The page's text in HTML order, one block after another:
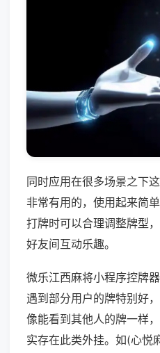
同时应用在很多场景之下
非常有用的，使用起来简
打牌时可以合理调整牌型
好友间互动乐趣。
微乐江西麻将小程序控牌
遇到部分用户的牌特别好
像能看到其他人的牌一样
实存在此类外挂。如(心悦